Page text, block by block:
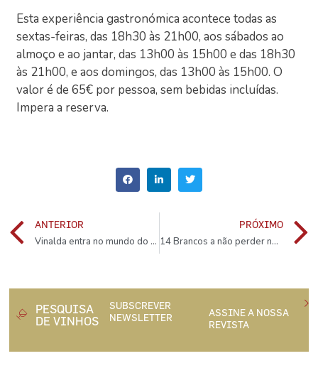
Esta experiência gastronómica acontece todas as
sextas-feiras, das 18h30 às 21h00, aos sábados ao
almoço e ao jantar, das 13h00 às 15h00 e das 18h30
às 21h00, e aos domingos, das 13h00 às 15h00. O
valor é de 65€ por pessoa, sem bebidas incluídas.
Impera a reserva.
ANTERIOR
Vinalda entra no mundo do bourbon
PRÓXIMO
14 Brancos a não perder neste Verão
PESQUISA
DE VINHOS
SUBSCREVER
NEWSLETTER
ASSINE A NOSSA
REVISTA